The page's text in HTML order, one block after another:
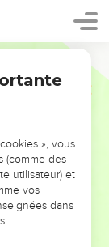
LES
», vous
(comme des
utilisateur) et
vos
dans
: